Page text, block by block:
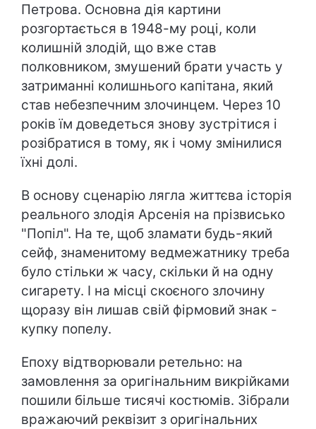
Петрова. Основна дія картини
розгортається в 1948-му році, коли
колишній злодій, що вже став
полковником, змушений брати участь у
затриманні колишнього капітана, який
став небезпечним злочинцем. Через 10
років їм доведеться знову зустрітися і
розібратися в тому, як і чому змінилися
їхні долі.
В основу сценарію лягла життєва історія
реального злодія Арсенія на прізвисько
"Попіл". На те, щоб зламати будь-який
сейф, знаменитому ведмежатнику треба
було стільки ж часу, скільки й на одну
сигарету. І на місці скоєного злочину
щоразу він лишав свій фірмовий знак -
купку попелу.
Епоху відтворювали ретельно: на
замовлення за оригінальним викрійками
пошили більше тисячі костюмів. Зібрали
вражаючий реквізит з оригінальних